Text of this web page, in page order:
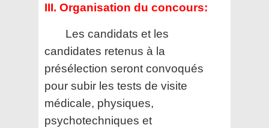
III. Organisation du concours:
Les candidats et les
candidates retenus à la
présélection seront convoqués
pour subir les tests de visite
médicale, physiques,
psychotechniques et